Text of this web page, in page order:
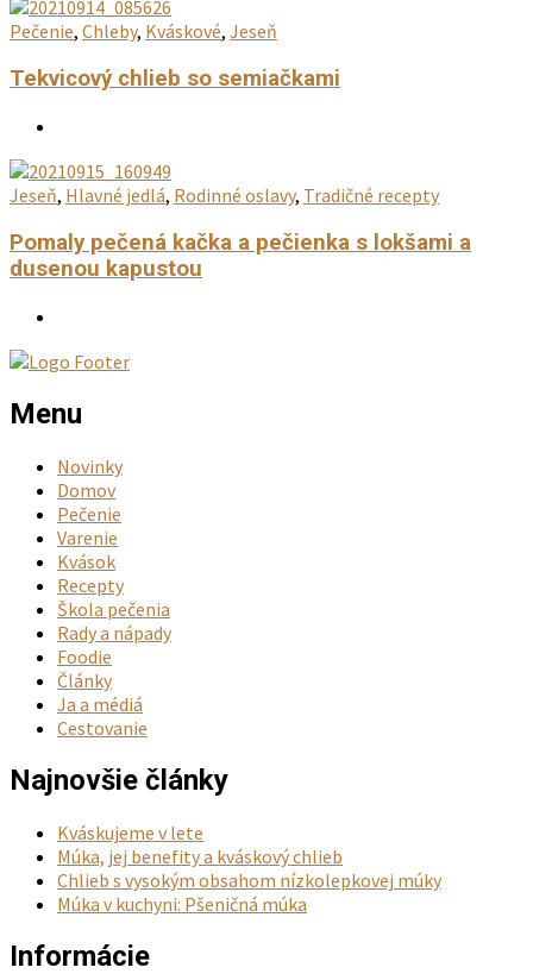
Pečenie, Chleby, Kváskové, Jeseň
Tekvicový chlieb so semiačkami
Jeseň, Hlavné jedlá, Rodinné oslavy, Tradičné recepty
Pomaly pečená kačka a pečienka s lokšami a
dusenou kapustou
Menu
Novinky
Domov
Pečenie
Varenie
Kvások
Recepty
Škola pečenia
Rady a nápady
Foodie
Články
Ja a médiá
Cestovanie
Najnovšie články
Kváskujeme v lete
Múka, jej benefity a kváskový chlieb
Chlieb s vysokým obsahom nízkolepkovej múky
Múka v kuchyni: Pšeničná múka
Informácie